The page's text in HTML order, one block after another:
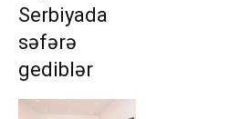
Serbiyada
səfərə
gediblər